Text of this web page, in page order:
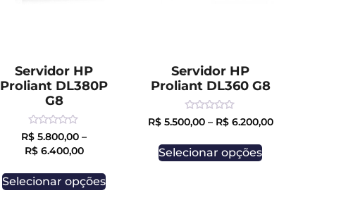
Servidor HP
Proliant DL380P
G8
Rated
0
out
R$ 5.800,00 –
R$6.400,00
Selecionar opções
Servidor HP
Proliant DL360 G8
Rated
0
of
5
R$5.500,00– R$6.200,00
Selecionar opções